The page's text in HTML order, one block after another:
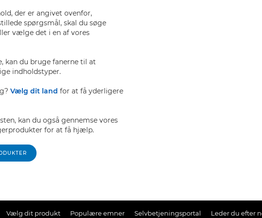
der er angivet ovenfor,
spørgsmål, skal du søge
vælge det i en af vores
kan du bruge fanerne til at
indholdstyper.
Vælg dit land for at få yderligere
kan du også gennemse vores
for at få hjælp.
Vælg dit produkt Populære emner Selvbetjeningsportal Leder du efter